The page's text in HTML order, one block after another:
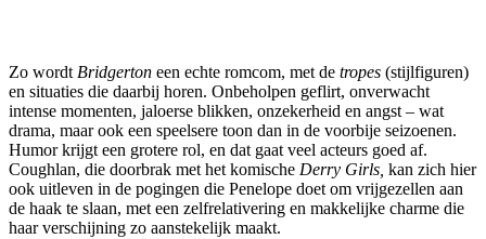
Zo wordt Bridgerton een echte romcom, met de tropes (stijlfiguren)
en situaties die daarbij horen. Onbeholpen geflirt, onverwacht
intense momenten, jaloerse blikken, onzekerheid en angst – wat
drama, maar ook een speelsere toon dan in de voorbije seizoenen.
Humor krijgt een grotere rol, en dat gaat veel acteurs goed af.
Coughlan, die doorbrak met het komische Derry Girls, kan zich hier
ook uitleven in de pogingen die Penelope doet om vrijgezellen aan
de haak te slaan, met een zelfrelativering en makkelijke charme die
haar verschijning zo aanstekelijk maakt.